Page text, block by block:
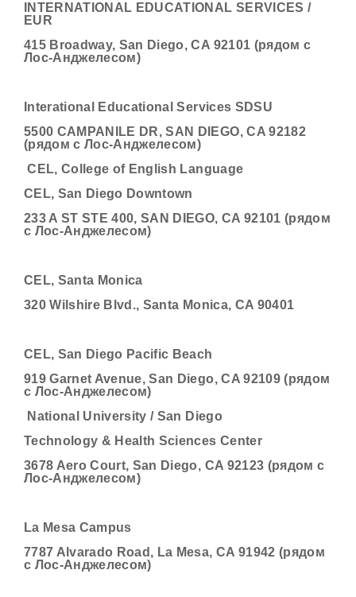
INTERNATIONAL EDUCATIONAL SERVICES /
EUR
415 Broadway, San Diego, CA 92101 (рядом с
Лос-Анджелесом)
Interational Educational Services SDSU
5500 CAMPANILE DR, SAN DIEGO, CA 92182
(рядом с Лос-Анджелесом)
CEL, College of English Language
CEL, San Diego Downtown
233 A ST STE 400, SAN DIEGO, CA 92101 (рядом
с Лос-Анджелесом)
CEL, Santa Monica
320 Wilshire Blvd., Santa Monica, CA 90401
CEL, San Diego Pacific Beach
919 Garnet Avenue, San Diego, CA 92109 (рядом
с Лос-Анджелесом)
National University / San Diego
Technology & Health Sciences Center
3678 Aero Court, San Diego, CA 92123 (рядом с
Лос-Анджелесом)
La Mesa Campus
7787 Alvarado Road, La Mesa, CA 91942 (рядом
с Лос-Анджелесом)